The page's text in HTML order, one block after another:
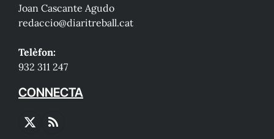
Joan Cascante Agudo
redaccio@diaritreball.cat
Telèfon:
932 311 247
CONNECTA
X
RSS